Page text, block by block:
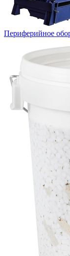
Периферийное